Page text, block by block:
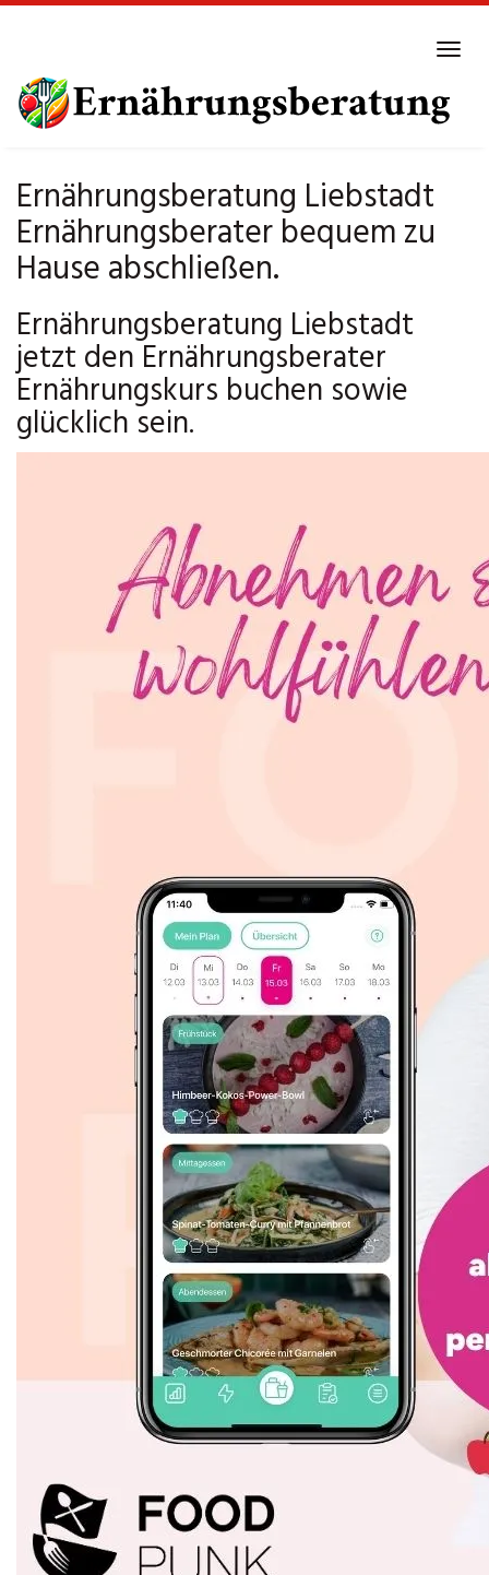
main
content
Ernährungsberatung Liebstadt
Ernährungsberater bequem zu
Hause abschließen.
Ernährungsberatung Liebstadt
jetzt den Ernährungsberater
Ernährungskurs buchen sowie
glücklich sein.